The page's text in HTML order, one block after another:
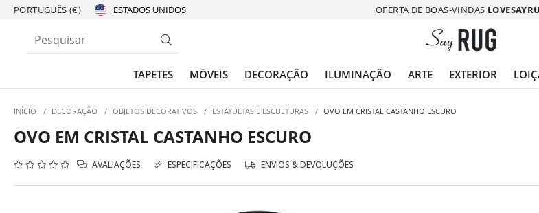
PORTUGUÊS (€) OFERTA DE BOAS-VINDAS
TAPETES MÓVEIS DECORAÇÃO ILUMINAÇÃO ARTE EXTERIOR
INÍCIO / DECORAÇÃO / OBJETOS DECORATIVOS / ESTATUETAS E ESCULTURAS / OVO EM CRISTAL CASTANHO ESCURO
OVO EM CRISTAL CASTANHO ESCURO
AVALIAÇÕES ESPECIFICAÇÕES ENVIOS & DEVOLUÇÕES